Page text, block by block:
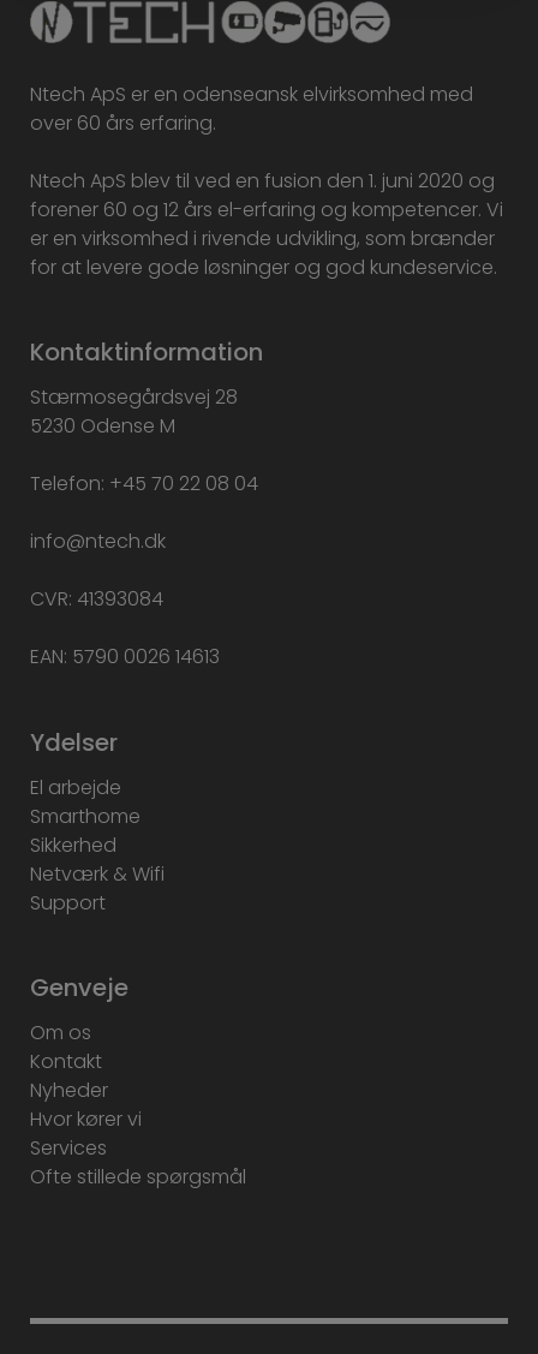
Ntech ApS er en odenseansk elvirksomhed med
over 60 års erfaring.
Ntech ApS blev til ved en fusion den 1. juni 2020 og
forener 60 og 12 års el-erfaring og kompetencer. Vi
er en virksomhed i rivende udvikling, som brænder
for at levere gode løsninger og god kundeservice.
Kontaktinformation
Stærmosegårdsvej 28
5230 Odense M
Telefon: +45 70 22 08 04
info@ntech.dk
CVR: 41393084
EAN: 5790 0026 14613
Ydelser
El arbejde
Smarthome
Sikkerhed
Netværk & Wifi
Support
Genveje
Om os
Kontakt
Nyheder
Hvor kører vi
Services
Ofte stillede spørgsmål